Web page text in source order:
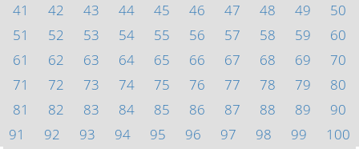
41
42 43 44 45 46 47 48 49
50
51
52 53 54 55 56 57 58 59
60
61
62 63 64 65 66 67 68 69
70
71
72 73 74 75 76 77 78 79
80
81
82 83 84 85 86 87 88 89
90
91
92 93 94 95 96 97 98 99
100